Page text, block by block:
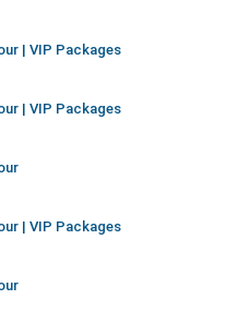
| VIP Packages
| VIP Packages
| VIP Packages